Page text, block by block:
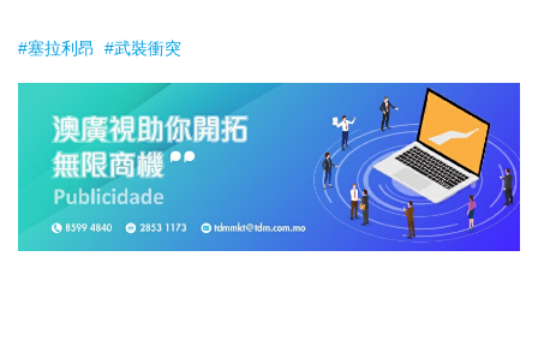
#塞拉利昂 #武裝衝突